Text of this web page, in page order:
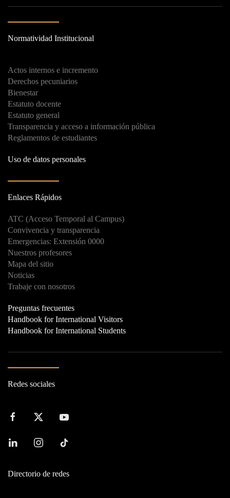
Normatividad Institucional
Actos internos e incremento
Derechos pecuniarios
Bienestar
Estatuto docente
Estatuto general
Transparencia y acceso a información pública
Reglamentos de estudiantes
Uso de datos personales
Enlaces Rápidos
ATC (Acceso Temporal al Campus)
Convivencia y transparencia
Emergencias: Extensión 0000
Nuestros profesores
Mapa del sitio
Noticias
Trabaje con nosotros
Preguntas frecuentes
Handbook for International Visitors
Handbook for International Students
Redes sociales
Directorio de redes